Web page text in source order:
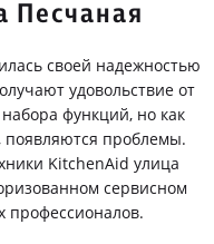
Песчаная
своей надежностью
удовольствие от
функций, но как
появляются проблемы.
KitchenAid улица
сервисном